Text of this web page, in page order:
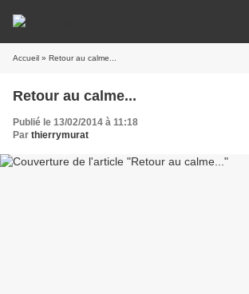
Accueil » Retour au calme...
Retour au calme...
Publié le 13/02/2014 à 11:18
Par thierrymurat